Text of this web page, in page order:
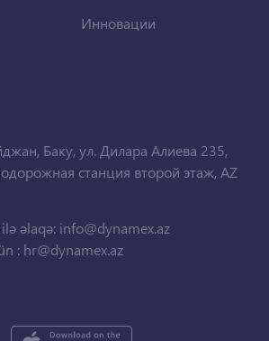
Инновации
Баку, ул. Дилара Алиева 235,
станция второй этаж, AZ
əlaqə: info@dynamex.az
: hr@dynamex.az